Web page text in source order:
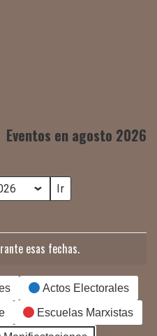
Eventos en agosto 2026
esas fechas.
Actos Electorales
Escuelas Marxistas